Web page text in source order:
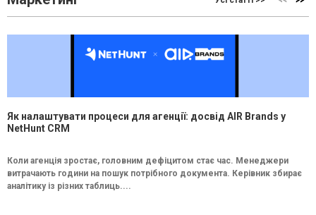
Як налаштувати процеси для агенції: досвід AIR Brands у
NetHunt CRM
Коли агенція зростає, головним дефіцитом стає час. Менеджери
витрачають години на пошук потрібного документа. Керівник збирає
аналітику із різних таблиць....